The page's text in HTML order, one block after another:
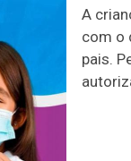
A
com o
pais.